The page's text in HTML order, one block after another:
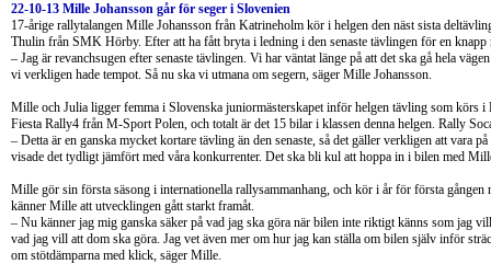
22-10-13 Mille Johansson går för seger i Slovenien
17-årige rallytalangen Mille Johansson från Katrineholm kör i helgen den näst sista
Thulin från SMK Hörby. Efter att ha fått bryta i ledning i den senaste tävlingen för en
– Jag är revanchsugen efter senaste tävlingen. Vi har väntat länge på att det ska gå hela
vi verkligen hade tempot. Så nu ska vi utmana om segern, säger Mille Johansson.
Mille och Julia ligger femma i Slovenska juniormästerskapet inför helgen tävling som körs
Fiesta Rally4 från M-Sport Polen, och totalt är det 15 bilar i klassen denna helgen. Rally
– Detta är en ganska mycket kortare tävling än den senaste, så det gäller verkligen att vara
visade det tydligt jämfört med våra konkurrenter. Det ska bli kul att hoppa in i bilen med
Mille gör sin första säsong i internationella rallysammanhang, och kör i år för första
känner Mille att utvecklingen gått starkt framåt.
– Nu känner jag mig ganska säker på vad jag ska göra när bilen inte riktigt känns som jag
vad jag vill att dom ska göra. Jag vet även mer om hur jag kan ställa om bilen själv inför
om stötdämparna med klick, säger Mille.